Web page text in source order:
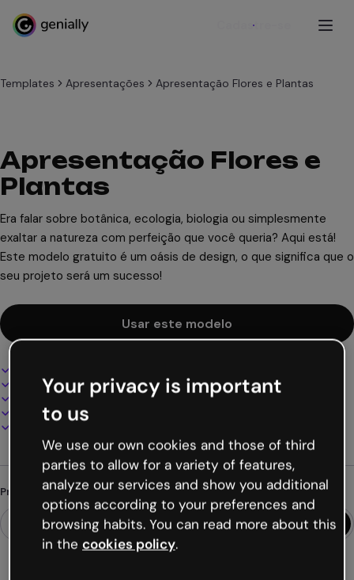
Cadastre-se
Templates Apresentações Apresentação Flores e Plantas
Apresentação Flores e
Plantas
Era falar sobre botânica, ecologia, biologia ou simplesmente
exaltar a natureza com perfeição que você queria? Aqui está!
Este modelo gratuito é um oásis de design, o que significa que o
seu projeto será um sucesso!
Usar este modelo
100% personalizável
Adicione áudio, vídeo e multimídia
Apresente, compartilhe ou publique online
Baixe em PDF, MP4 e outros formatos
Procurando algo diferente?
Your privacy is important
to us
We use our own cookies and those of third
parties to allow for a variety of features,
analyze our services and show you additional
options according to your preferences and
browsing habits. You can read more about this
in the cookies policy.